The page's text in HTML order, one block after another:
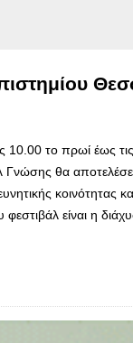
10.00 το πρωί έως
θα αποτελέσει
κοινότητας
είναι η